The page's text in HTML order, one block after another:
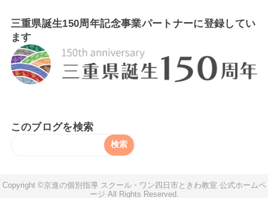
三重県誕生150周年記念事業パートナーに登録してい
ます
このブログを検索
京進の個別指導 スクール・ワン四日市ときわ教室 公式ホームペ
ージ